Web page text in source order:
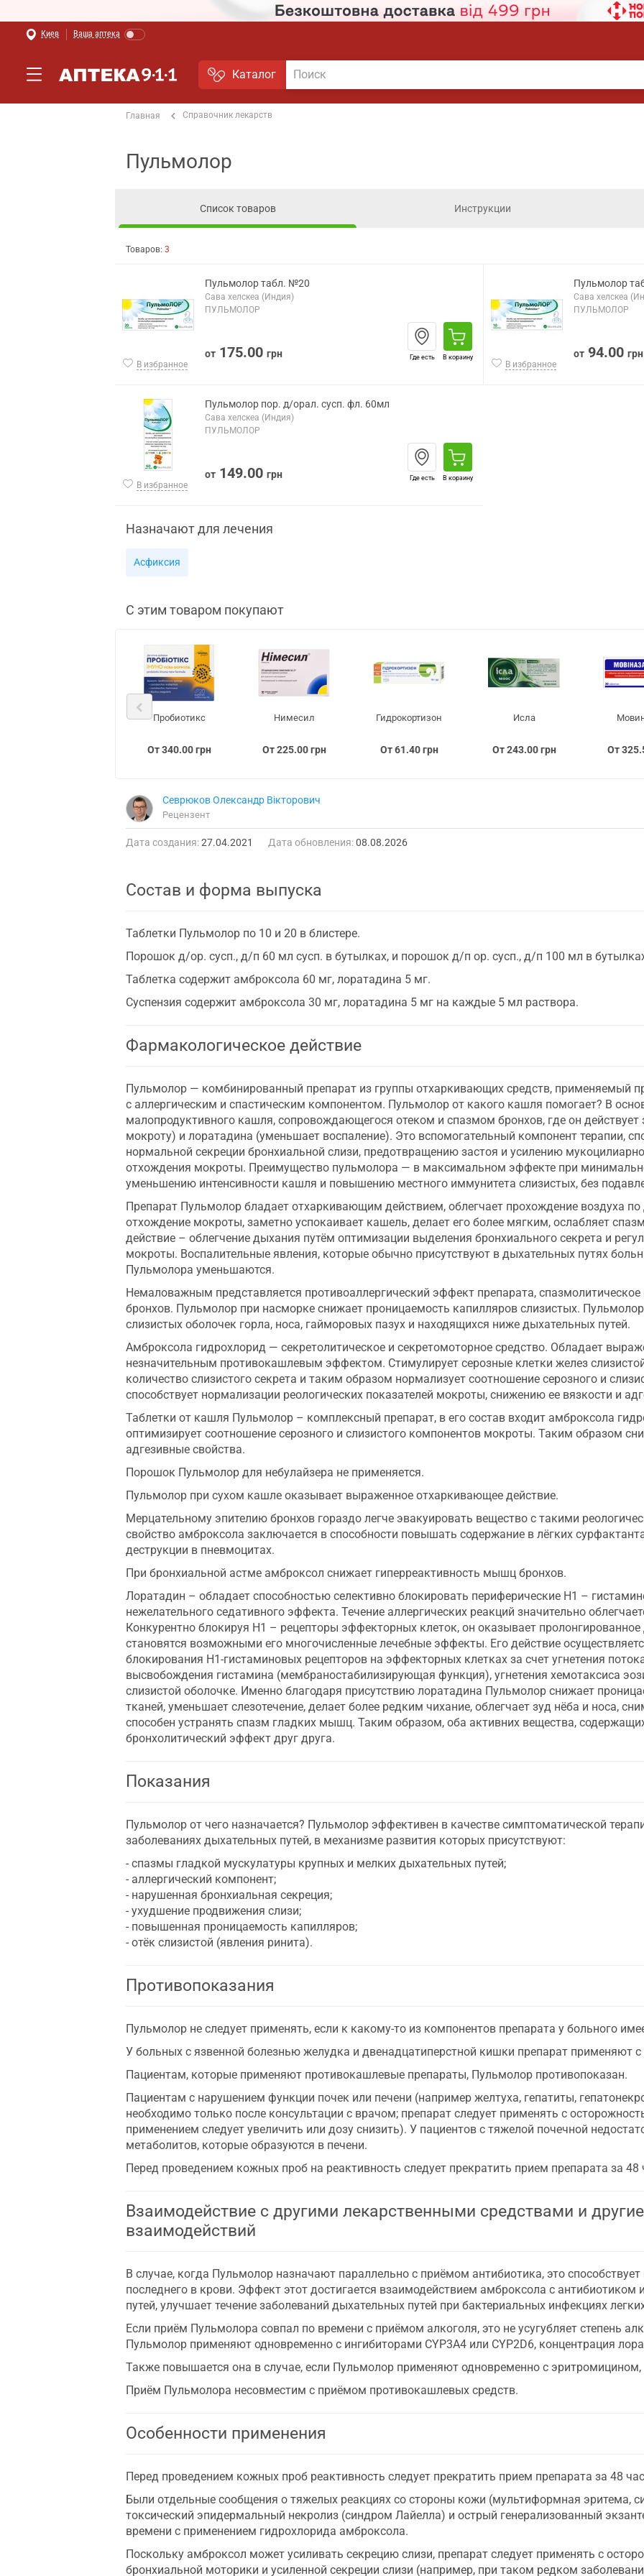
Киев Ваша аптека
Каталог
Главная Справочник лекарств
Пульмолор
Список товаров Инструкции
Товаров: 3
В избранное
Пульмолор табл. №20
Сава хелскеа (Индия)
ПУЛЬМОЛОР
от 175.00 грн Где есть В корзину
В избранное
Пульмолор
Сава хелскеа
ПУЛЬМОЛОР
от 94.00 грн
В избранное
Пульмолор пор. д/орал. сусп. фл. 60мл
Сава хелскеа (Индия)
ПУЛЬМОЛОР
от 149.00 грн Где есть В корзину
Назначают для лечения
Асфиксия
С этим товаром покупают
Пробиотикс
От 340.00 грн
Нимесил
От 225.00 грн
Гидрокортизон
От 61.40 грн
Исла
От 243.00 грн От
Севрюков Олександр Вікторович
Рецензент
Дата создания:27.04.2021 Дата обновления:08.08.2026
Состав и форма выпуска
Таблетки Пульмолор по 10 и 20 в блистере.
Порошок д/ор. сусп., д/п 60 мл сусп. в бутылках, и порошок д/п ор. сусп., д/п 100 мл в
Таблетка содержит амброксола 60 мг, лоратадина 5 мг.
Суспензия содержит амброксола 30 мг, лоратадина 5 мг на каждые 5 мл раствора.
Фармакологическое действие
Пульмолор — комбинированный препарат из группы отхаркивающих средств, применяемый
с аллергическим и спастическим компонентом. Пульмолор от какого кашля помогает? В
малопродуктивного кашля, сопровождающегося отеком и спазмом бронхов, где он
мокроту) и лоратадина (уменьшает воспаление). Это вспомогательный компонент терапии,
нормальной секреции бронхиальной слизи, предотвращению застоя и усилению
отхождения мокроты. Преимущество пульмолора — в максимальном эффекте при
уменьшению интенсивности кашля и повышению местного иммунитета слизистых, без
Препарат Пульмолор бладает отхаркивающим действием, облегчает прохождение воздуха
отхождение мокроты, заметно успокаивает кашель, делает его более мягким, ослабляет
действие – облегчение дыхания путём оптимизации выделения бронхиального секрета и
мокроты. Воспалительные явления, которые обычно присутствуют в дыхательных путях
Пульмолора уменьшаются.
Немаловажным представляется противоаллергический эффект препарата,
бронхов. Пульмолор при насморке снижает проницаемость капилляров слизистых. Пульмолор
слизистых оболочек горла, носа, гайморовых пазух и находящихся ниже дыхательных путей.
Амброксола гидрохлорид — секретолитическое и секретомоторное средство. Обладает
незначительным противокашлевым эффектом. Стимулирует серозные клетки желез
количество слизистого секрета и таким образом нормализует соотношение серозного и
способствует нормализации реологических показателей мокроты, снижению ее вязкости и
Таблетки от кашля Пульмолор – комплексный препарат, в его состав входит амброксола
оптимизирует соотношение серозного и слизистого компонентов мокроты. Таким образом
адгезивные свойства.
Порошок Пульмолор для небулайзера не применяется.
Пульмолор при сухом кашле оказывает выраженное отхаркивающее действие.
Мерцательному эпителию бронхов гораздо легче эвакуировать вещество с такими
свойство амброксола заключается в способности повышать содержание в лёгких
деструкции в пневмоцитах.
При бронхиальной астме амброксол снижает гиперреактивность мышц бронхов.
Лоратадин – обладает способностью селективно блокировать периферические H1 –
нежелательного седативного эффекта. Течение аллергических реакций значительно
Конкурентно блокируя H1 – рецепторы эффекторных клеток, он оказывает пролонгированное
становятся возможными его многочисленные лечебные эффекты. Его действие
блокирования Н1-гистаминовых рецепторов на эффекторных клетках за счет угнетения
высвобождения гистамина (мембраностабилизирующая функция), угнетения хемотаксиса
слизистой оболочке. Именно благодаря присутствию лоратадина Пульмолор снижает
тканей, уменьшает слезотечение, делает более редким чихание, облегчает зуд нёба и носа,
способен устранять спазм гладких мышц. Таким образом, оба активних вещества,
бронхолитический эффект друг друга.
Показания
Пульмолор от чего назначается? Пульмолор эффективен в качестве симптоматической
заболеваниях дыхательных путей, в механизме развития которых присутствуют:
- спазмы гладкой мускулатуры крупных и мелких дыхательных путей;
- аллергический компонент;
- нарушенная бронхиальная секреция;
- ухудшение продвижения слизи;
- повышенная проницаемость капилляров;
- отёк слизистой (явления ринита).
Противопоказания
Пульмолор не следует применять, если к какому-то из компонентов препарата у больного
У больных с язвенной болезнью желудка и двенадцатиперстной кишки препарат применяют
Пациентам, которые применяют противокашлевые препараты, Пульмолор противопоказан.
Пациентам с нарушением функции почек или печени (например желтуха, гепатиты,
необходимо только после консультации с врачом; препарат следует применять с
применением следует увеличить или дозу снизить). У пациентов с тяжелой почечной
метаболитов, которые образуются в печени.
Перед проведением кожных проб на реактивность следует прекратить прием препарата за 48
Взаимодействие с другими лекарственными средствами и
взаимодействий
В случае, когда Пульмолор назначают параллельно с приёмом антибиотика, это
последнего в крови. Эффект этот достигается взаимодействием амброксола с
путей, улучшает течение заболеваний дыхательных путей при бактериальных инфекциях
Если приём Пульмолора совпал по времени с приёмом алкоголя, это не усугубляет степень
Пульмолор применяют одновременно с ингибиторами CYP3A4 или СYP2D6, концентрация
Также повышается она в случае, если Пульмолор применяют одновременно с
Приём Пульмолора несовместим с приёмом противокашлевых средств.
Особенности применения
Перед проведением кожных проб реактивность следует прекратить прием препарата за 48
Были отдельные сообщения о тяжелых реакциях со стороны кожи (мультиформная эритема,
токсический эпидермальный некролиз (синдром Лайелла) и острый генерализованный
времени с применением гидрохлорида амброксола.
Поскольку амброксол может усиливать секрецию слизи, препарат следует применять с
бронхиальной моторики и усиленной секреции слизи (например, при таком редком